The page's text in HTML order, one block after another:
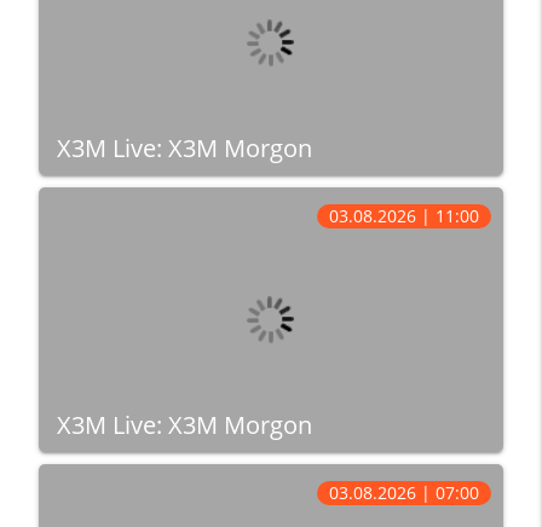
X3M Live: X3M Morgon
X3M Live: X3M Morgon
03.08.2026 | 11:00
03.08.2026 | 07:00